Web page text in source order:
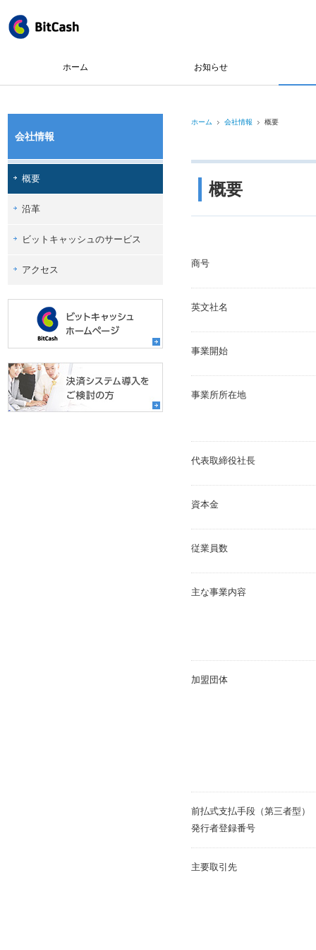
ホーム お知らせ
会社情報
概要
沿革
ビットキャッシュのサービス
アクセス
ホーム 会社情報 概要
概要
商号
英文社名
事業開始
事業所所在地
代表取締役社長
資本金
従業員数
主な事業内容
加盟団体
前払式支払手段（第三者型）
発行者登録番号
主要取引先